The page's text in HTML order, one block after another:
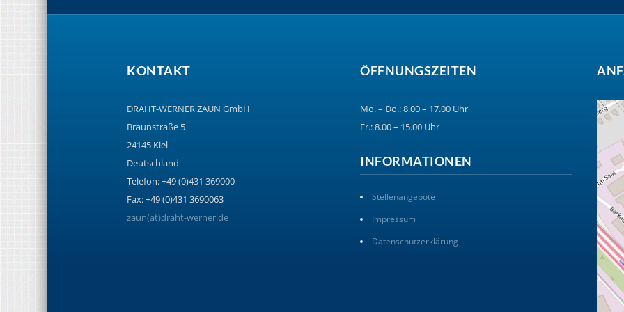
KONTAKT
DRAHT-WERNER ZAUN GmbH
Braunstraße 5
24145 Kiel
Deutschland
Telefon: +49 (0)431 369000
Fax: +49 (0)431 3690063
zaun(at)draht-werner.de
ÖFFNUNGSZEITEN
Mo. – Do.: 8.00 – 17.00 Uhr
Fr.: 8.00 – 15.00 Uhr
INFORMATIONEN
Stellenangebote
Impressum
Datenschutzerklärung